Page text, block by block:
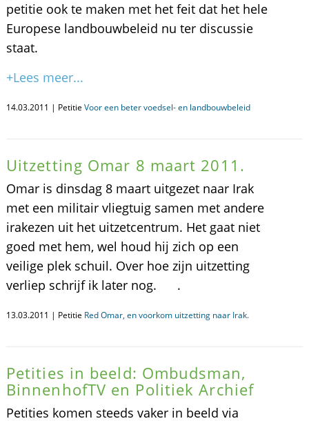
petitie ook te maken met het feit dat het hele
Europese landbouwbeleid nu ter discussie
staat.
+Lees meer...
14.03.2011 | Petitie Voor een beter voedsel- en landbouwbeleid
Uitzetting Omar 8 maart 2011.
Omar is dinsdag 8 maart uitgezet naar Irak
met een militair vliegtuig samen met andere
irakezen uit het uitzetcentrum. Het gaat niet
goed met hem, wel houd hij zich op een
veilige plek schuil. Over hoe zijn uitzetting
verliep schrijf ik later nog. .
13.03.2011 | Petitie Red Omar, en voorkom uitzetting naar Irak.
Petities in beeld: Ombudsman,
BinnenhofTV en Politiek Archief
Petities komen steeds vaker in beeld via